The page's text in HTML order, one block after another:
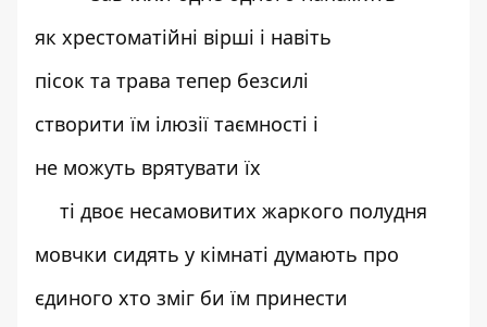
як хрестоматійні вірші і навіть
пісок та трава тепер безсилі
створити їм ілюзії таємності і
не можуть врятувати їх
ті двоє несамовитих жаркого полудня
мовчки сидять у кімнаті думають про
єдиного хто зміг би їм принести